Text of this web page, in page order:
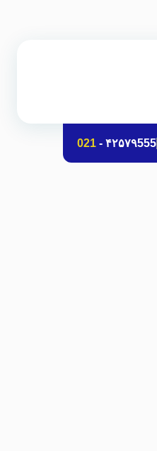
۴۲۵۷۹555 -
021